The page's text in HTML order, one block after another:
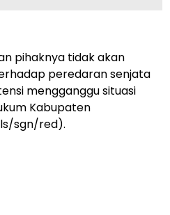
pihaknya tidak akan
peredaran senjata
mengganggu situasi
Kabupaten
sgn/red).